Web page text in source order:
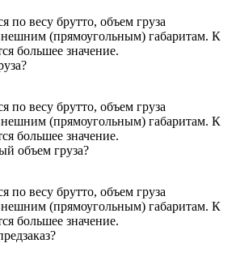
по весу брутто, объем груза
(прямоугольным) габаритам. К
большее значение.
по весу брутто, объем груза
(прямоугольным) габаритам. К
большее значение.
объем груза?
по весу брутто, объем груза
(прямоугольным) габаритам. К
большее значение.